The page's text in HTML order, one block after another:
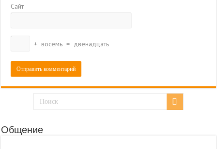
Сайт
+ восемь = двенадцать
Общение